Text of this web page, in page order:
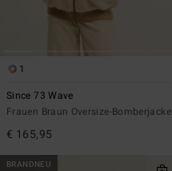
1
Since 73 Wave
Frauen Braun Oversize-Bomberjacke
€ 165,95
BRANDNEU